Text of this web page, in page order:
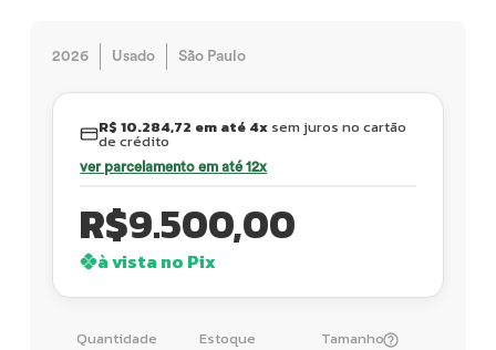
2026 Usado São Paulo
R$ 10.284,72 em até 4x sem juros no cartão
de crédito
ver parcelamento em até 12x
R$9.500,00
à vista no Pix
Quantidade Estoque Tamanho